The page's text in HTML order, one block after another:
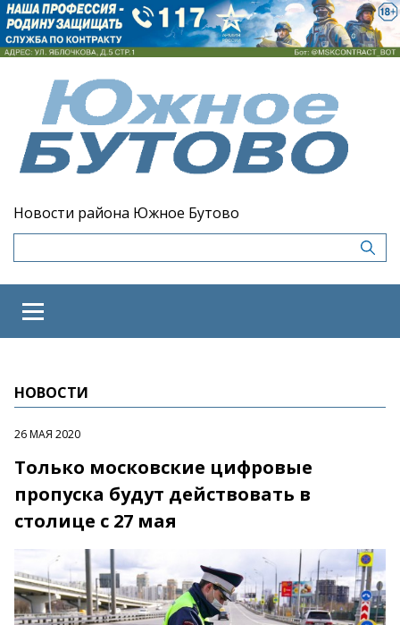
Новости района Южное Бутово
НОВОСТИ
26 МАЯ 2020
Только московские цифровые
пропуска будут действовать в
столице с 27 мая